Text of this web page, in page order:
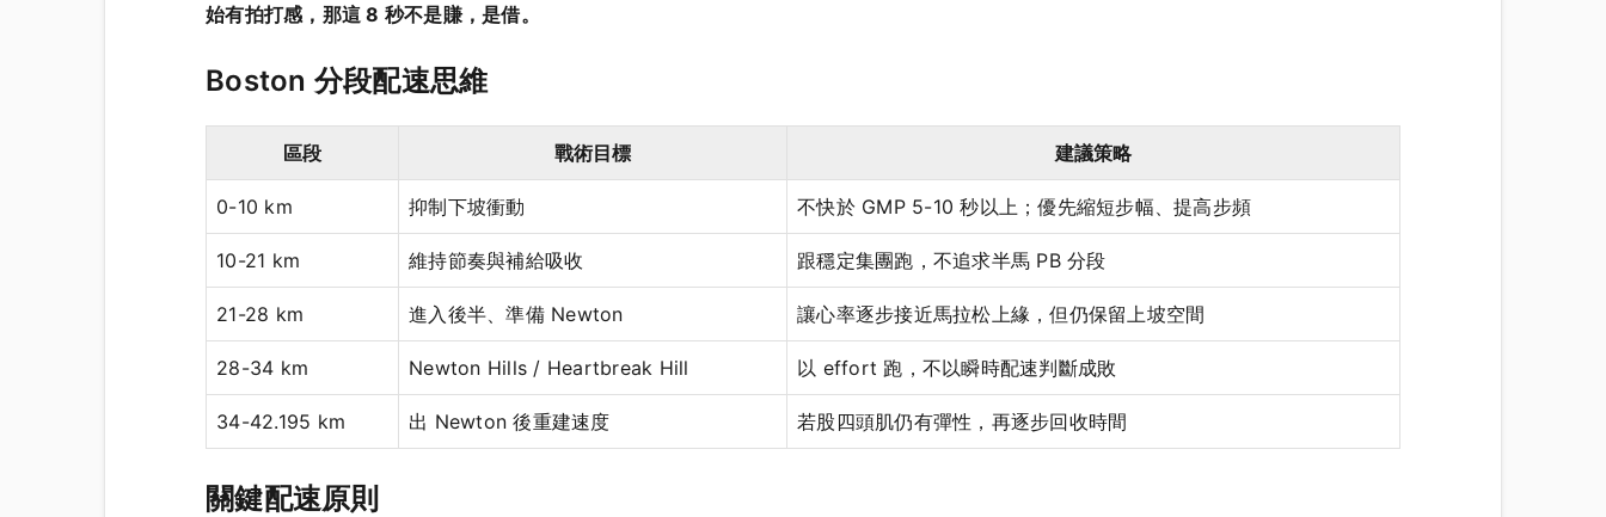
始有拍打感，那這 8 秒不是賺，是借。
Boston 分段配速思維
區段 戰術目標 建議策略
0-10 km 抑制下坡衝動 不快於 GMP 5-10 秒以上；優先縮短步幅、提高步頻
10-21 km 維持節奏與補給吸收 跟穩定集團跑，不追求半馬 PB 分段
21-28 km 進入後半、準備 Newton 讓心率逐步接近馬拉松上緣，但仍保留上坡空間
28-34 km Newton Hills / Heartbreak Hill 以 effort 跑，不以瞬時配速判斷成敗
34-42.195 km 出 Newton 後重建速度 若股四頭肌仍有彈性，再逐步回收時間
關鍵配速原則